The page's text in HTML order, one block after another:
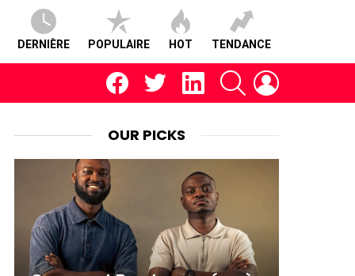
DERNIÈRE POPULAIRE HOT TENDANCE
facebooktwitter linkedin RECHERCHE
OUR PICKS